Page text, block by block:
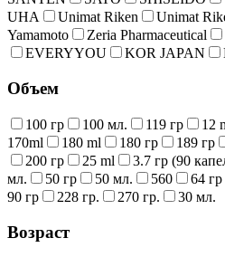
UHA
Unimat Riken Unimat
Yamamoto
Zeria Pharmaceutical
EVERYYOU
KOR JAPAN
Объем
100 гр 100 мл. 119 гр 12
170ml
180 ml 180 гр 189 гр
200 гр
25 ml 3.7 гр (90
мл.
50 гр 50 мл. 560 64 гр
90 гр
228 гр. 270 гр. 30 мл.
Возраст